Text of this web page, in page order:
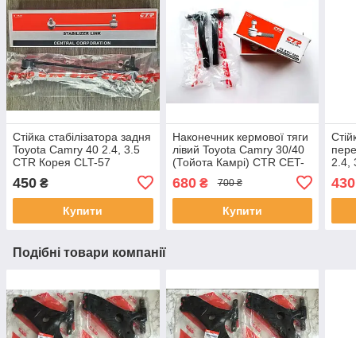
Стійка стабілізатора задня
Toyota Camry 40 2.4, 3.5
CTR Корея CLT-57
450 ₴
Купити
Наконечник кермової тяги
лівий Toyota Camry 30/40
(Тойота Камрі) CTR CET-
680₴ 700 ₴
Купити
2.4,
430
Подібні товари компанії